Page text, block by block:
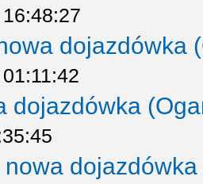
dojazdówka
dojazdówka
nowa